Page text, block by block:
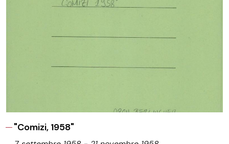
"Comizi, 1958"